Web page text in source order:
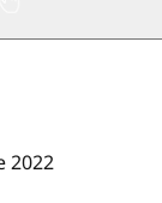
2022